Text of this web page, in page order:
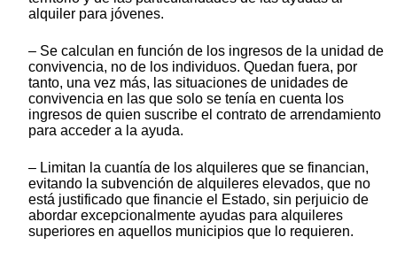
alquiler para jóvenes.
– Se calculan en función de los ingresos de la unidad de
convivencia, no de los individuos. Quedan fuera, por
tanto, una vez más, las situaciones de unidades de
convivencia en las que solo se tenía en cuenta los
ingresos de quien suscribe el contrato de arrendamiento
para acceder a la ayuda.
– Limitan la cuantía de los alquileres que se financian,
evitando la subvención de alquileres elevados, que no
está justificado que financie el Estado, sin perjuicio de
abordar excepcionalmente ayudas para alquileres
superiores en aquellos municipios que lo requieren.